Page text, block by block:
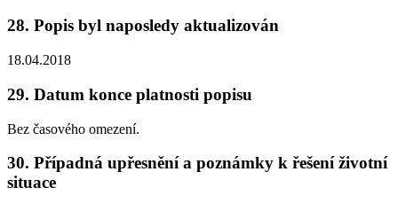
28. Popis byl naposledy aktualizován
18.04.2018
29. Datum konce platnosti popisu
Bez časového omezení.
30. Případná upřesnění a poznámky k řešení životní
situace